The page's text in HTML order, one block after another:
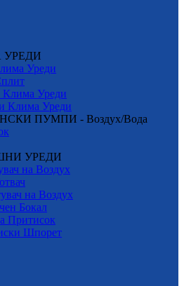
Уреди
Клима Уреди
Клима Уреди
ПУМПИ - Воздух/Вода
УРЕДИ
на Воздух
на Воздух
Бокал
Притисок
Шпорет